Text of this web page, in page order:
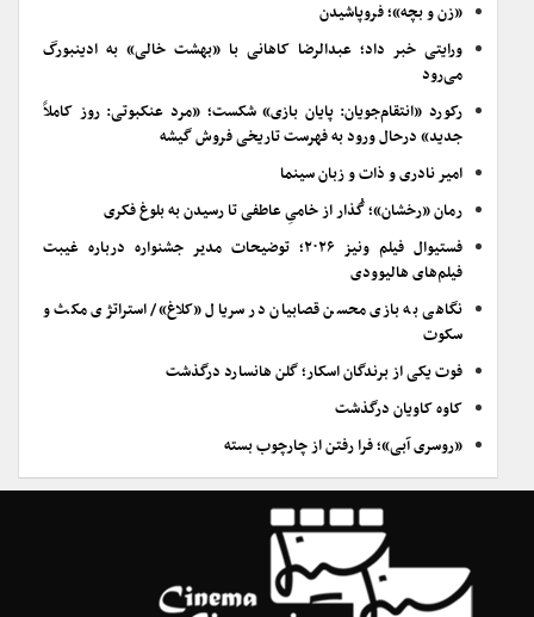
«زن و بچه»؛ فروپاشیدن
ورایتی خبر داد؛ عبدالرضا کاهانی با «بهشت خالی» به ادینبورگ
می‌رود
رکورد «انتقام‌جویان: پایان بازی» شکست؛ «مرد عنکبوتی: روز کاملاً
جدید» درحال ورود به فهرست تاریخی فروش گیشه
امیر نادری و ذات و زبان سینما
رمان «رخشان»؛ گُذار از خامیِ عاطفی تا رسیدن به بلوغ فکری
فستیوال فیلم ونیز ۲۰۲۶؛ توضیحات مدیر جشنواره درباره غیبت
فیلم‌های هالیوودی
نگاهی به بازی محسن قصابیان در سریال «کلاغ»/ استراتژی مکث و
سکوت
فوت یکی از برندگان اسکار؛ گلن هانسارد درگذشت
کاوه کاویان درگذشت
«روسری آبی»؛ فرا رفتن از چارچوب بسته